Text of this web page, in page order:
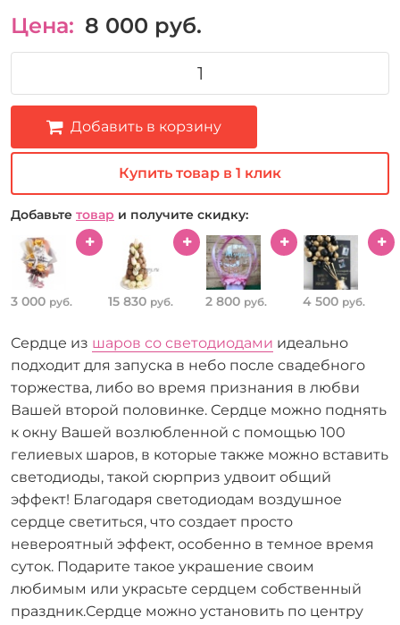
Цена: 8 000 руб.
Добавить в корзину
Купить товар в 1 клик
Добавьте товар и получите скидку:
3 000 руб. 15 830 руб. 2 800 руб. 4 500 руб.
Сердце из шаров со светодиодами идеально
подходит для запуска в небо после свадебного
торжества, либо во время признания в любви
Вашей второй половинке. Сердце можно поднять
к окну Вашей возлюбленной с помощью 100
гелиевых шаров, в которые также можно вставить
светодиоды, такой сюрприз удвоит общий
эффект! Благодаря светодиодам воздушное
сердце светиться, что создает просто
невероятный эффект, особенно в темное время
суток. Подарите такое украшение своим
любимым или украсьте сердцем собственный
праздник.Сердце можно установить по центру